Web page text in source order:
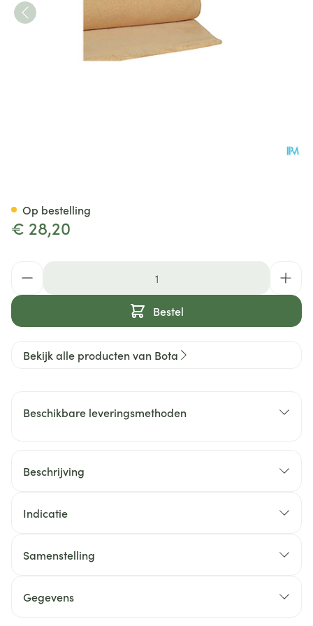
€ 28,20
Bestel
Op bestelling
Bekijk alle producten van Bota
Beschikbare leveringsmethoden
Beschrijving
Indicatie
Samenstelling
Gegevens